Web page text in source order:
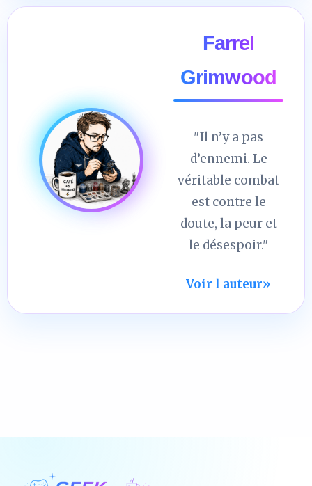
Farrel
Grimwood
"Il n’y a pas
d’ennemi. Le
véritable combat
est contre le
doute, la peur et
le désespoir."
Voir l auteur»